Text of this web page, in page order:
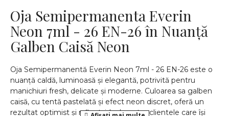
Oja Semipermanenta Everin
Neon 7ml - 26 EN-26 în Nuanță
Galben Caisă Neon
Oja Semipermanentă Everin Neon 7ml - 26 EN-26 este o
nuanță caldă, luminoasă și elegantă, potrivită pentru
manichiuri fresh, delicate și moderne. Culoarea sa galben
caisă, cu tentă pastelată și efect neon discret, oferă un
rezultat optimist și rafinat, ideal pentru clientele care își